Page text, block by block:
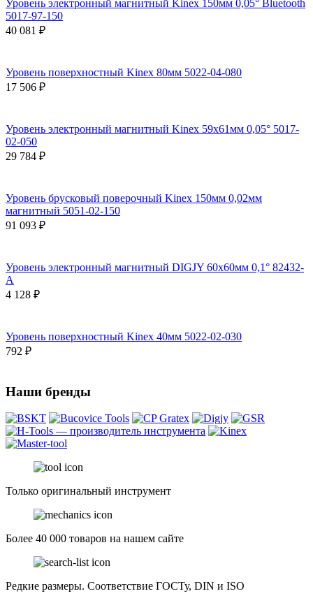
Уровень электронный магнитный Kinex 150мм 0,05° Bluetooth
5017-97-150
40 081 ₽
Уровень поверхностный Kinex 80мм 5022-04-080
17 506 ₽
Уровень электронный магнитный Kinex 59x61мм 0,05° 5017-
02-050
29 784 ₽
Уровень брусковый поверочный Kinex 150мм 0,02мм
магнитный 5051-02-150
91 093 ₽
Уровень электронный магнитный DIGJY 60x60мм 0,1° 82432-
A
4 128 ₽
Уровень поверхностный Kinex 40мм 5022-02-030
792 ₽
Наши бренды
Только оригинальный инструмент
Более 40 000 товаров на нашем сайте
Редкие размеры. Соответствие ГОСТу, DIN и ISO